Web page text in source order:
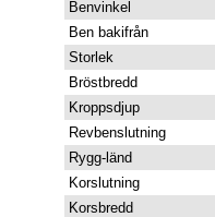
Benvinkel
Ben bakifrån
Storlek
Bröstbredd
Kroppsdjup
Revbenslutning
Rygg-länd
Korslutning
Korsbredd